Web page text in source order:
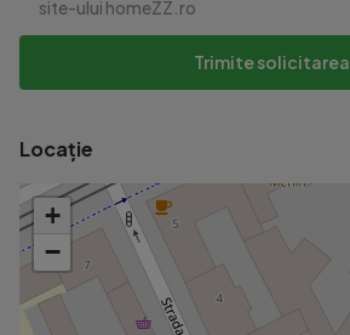
site-ului homeZZ.ro
Trimite solicitarea
Locație
+
−